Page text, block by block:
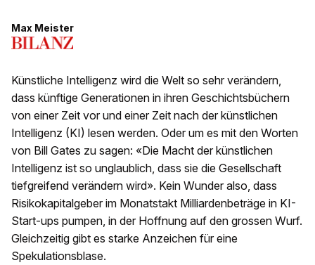
Max Meister
Künstliche Intelligenz wird die Welt so sehr verändern,
dass künftige Generationen in ihren Geschichtsbüchern
von einer Zeit vor und einer Zeit nach der künstlichen
Intelligenz (KI) lesen werden. Oder um es mit den Worten
von Bill Gates zu sagen: «Die Macht der künstlichen
Intelligenz ist so unglaublich, dass sie die Gesellschaft
tiefgreifend verändern wird». Kein Wunder also, dass
Risikokapitalgeber im Monatstakt Milliardenbeträge in KI-
Start-ups pumpen, in der Hoffnung auf den grossen Wurf.
Gleichzeitig gibt es starke Anzeichen für eine
Spekulationsblase.